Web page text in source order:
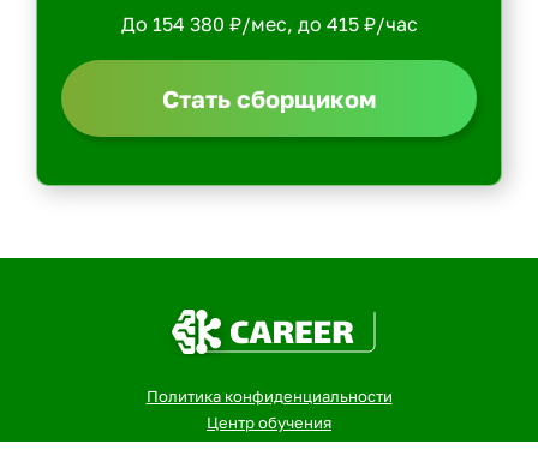
До 154 380 ₽/мес, до 415 ₽/час
Стать сборщиком
Политика конфиденциальности
Центр обучения